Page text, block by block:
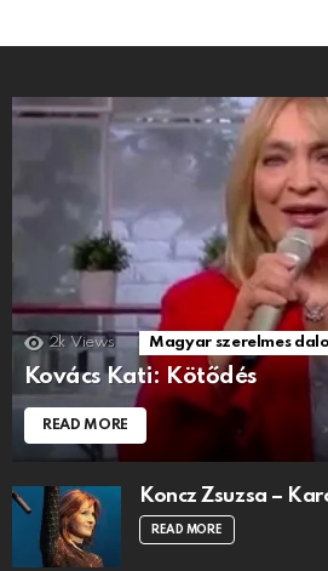
2k Views Magyar szerelmes
Kovács Kati: Kötődés
READ MORE
Koncz Zsuzsa –
READ MORE